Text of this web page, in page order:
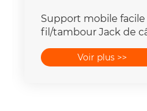
Support mobile
fil/tambour Jack de
5 - 20 tonnes
Voir plus >>